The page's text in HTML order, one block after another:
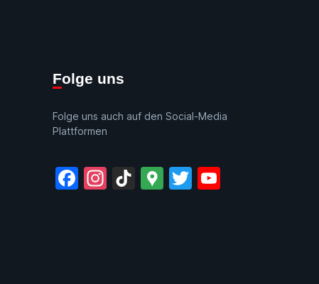
Folge uns
Folge uns auch auf den Social-Media
Plattformen
Facebook
Instagram
TikTok
GoogleTwitter